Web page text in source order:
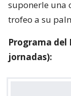
suponerle una
trofeo a su
Programa del
jornadas):